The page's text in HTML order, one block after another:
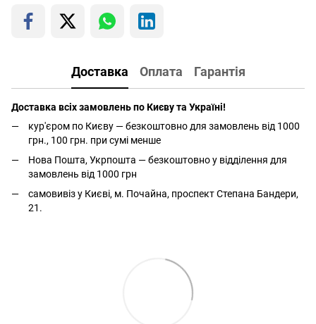
Доставка Оплата Гарантія
Доставка всіх замовлень по Києву та Україні!
кур'єром по Києву — безкоштовно для замовлень від 1000
грн., 100 грн. при сумі менше
Нова Пошта, Укрпошта — безкоштовно у відділення для
замовлень від 1000 грн
самовивіз у Києві, м. Почайна, проспект Степана Бандери,
21.